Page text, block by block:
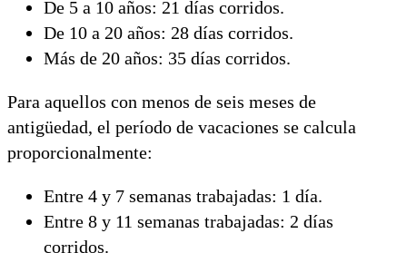
De 5 a 10 años: 21 días corridos.
De 10 a 20 años: 28 días corridos.
Más de 20 años: 35 días corridos.
Para aquellos con menos de seis meses de
antigüedad, el período de vacaciones se calcula
proporcionalmente:
Entre 4 y 7 semanas trabajadas: 1 día.
Entre 8 y 11 semanas trabajadas: 2 días
corridos.